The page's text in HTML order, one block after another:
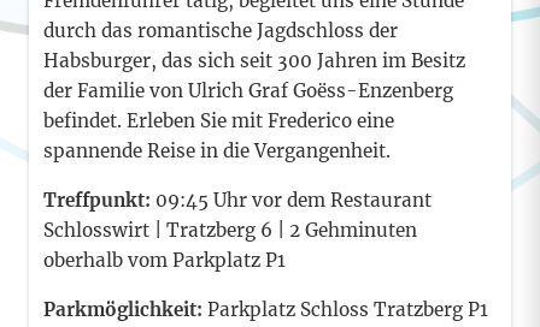
durch das romantische Jagdschloss der
Habsburger, das sich seit 300 Jahren im Besitz
der Familie von Ulrich Graf Goëss-Enzenberg
befindet. Erleben Sie mit Frederico eine
spannende Reise in die Vergangenheit.
Treffpunkt: 09:45 Uhr vor dem Restaurant
Schlosswirt | Tratzberg 6 | 2 Gehminuten
oberhalb vom Parkplatz P1
Parkmöglichkeit: Parkplatz Schloss Tratzberg P1